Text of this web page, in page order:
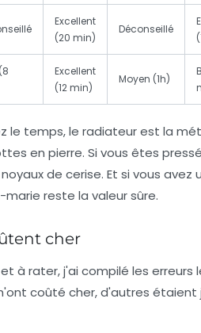
Excellent
(20 min)
Déconseillé
Excellent
(12 min)
Moyen (1h)
le temps, le radiateur est la
en pierre. Si vous êtes
de cerise. Et si vous avez
reste la valeur sûre.
cher
à rater, j'ai compilé les erreurs
coûté cher, d'autres étaient